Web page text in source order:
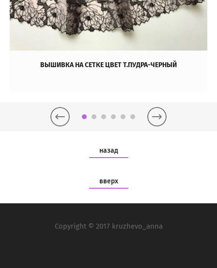
ВЫШИВКА НА СЕТКЕ ЦВЕТ Т.ПУДРА-ЧЕРНЫЙ
назад
вверх
Copyright © 2017 kruzhevo_anna